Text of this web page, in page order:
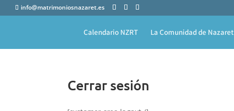
info@matrimoniosnazaret.es
Calendario NZRT La Comunidad de Nazaret
Cerrar sesión